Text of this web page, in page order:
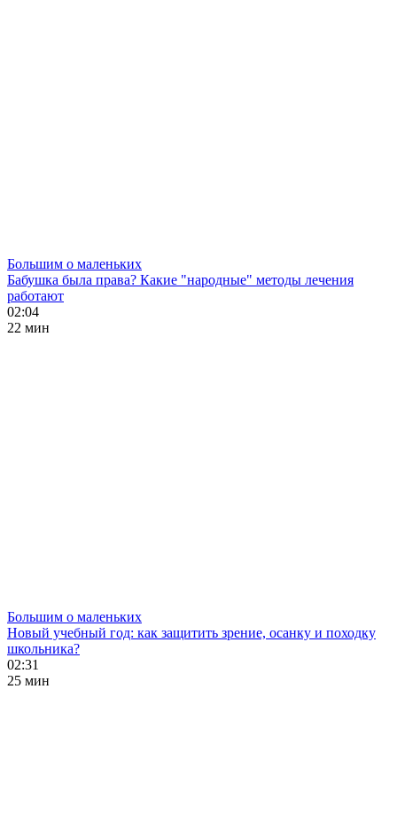
Большим о маленьких
Бабушка была права? Какие "народные" методы лечения
работают
02:04
22 мин
Большим о маленьких
Новый учебный год: как защитить зрение, осанку и походку
школьника?
02:31
25 мин